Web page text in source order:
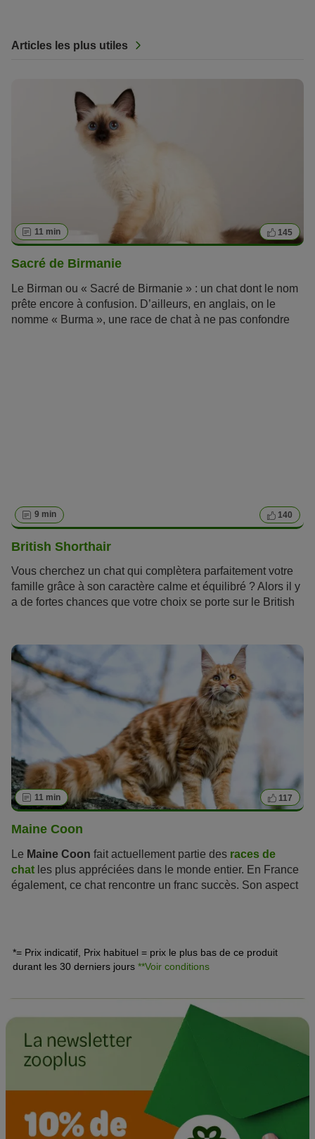
Articles les plus utiles
11 min 145
Sacré de Birmanie
Le Birman ou « Sacré de Birmanie » : un chat dont le nom
prête encore à confusion. D’ailleurs, en anglais, on le
nomme « Burma », une race de chat à ne pas confondre
9 min 140
British Shorthair
Vous cherchez un chat qui complètera parfaitement votre
famille grâce à son caractère calme et équilibré ? Alors il y
a de fortes chances que votre choix se porte sur le British
11 min 117
Maine Coon
Le Maine Coon fait actuellement partie des races de
chat les plus appréciées dans le monde entier. En France
également, ce chat rencontre un franc succès. Son aspect
*= Prix indicatif, Prix habituel = prix le plus bas de ce produit
durant les 30 derniers jours **Voir conditions